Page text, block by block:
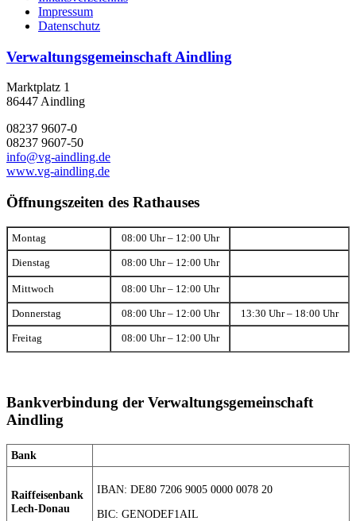
Impressum
Datenschutz
Verwaltungsgemeinschaft Aindling
Marktplatz 1
86447 Aindling
08237 9607-0
08237 9607-50
info@vg-aindling.de
www.vg-aindling.de
Öffnungszeiten des Rathauses
Montag 08:00 Uhr – 12:00 Uhr
Dienstag 08:00 Uhr – 12:00 Uhr
Mittwoch 08:00 Uhr – 12:00 Uhr
Donnerstag 08:00 Uhr – 12:00 Uhr 13:30 Uhr – 18:00 Uhr
Freitag 08:00 Uhr – 12:00 Uhr
Bankverbindung der Verwaltungsgemeinschaft
Aindling
Bank
Raiffeisenbank
Lech-Donau
IBAN: DE80 7206 9005 0000 0078 20
BIC: GENODEF1AIL